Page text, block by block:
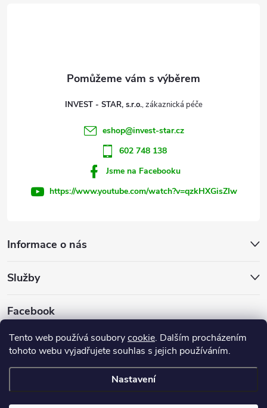
Tento web používá souborycookie. Dalším procházením
tohoto webu vyjadřujete souhlas s jejich používáním.
Nastavení
Informace o nás
Služby
Facebook
INVEST - STAR, s.r.o.
eshop@invest-star.cz
602 748 138
Jsme na Facebooku
https://www.youtube.com/watch?v=qzkHXGisZIw
Copyright 2026INVEST - STAR, s.r.o.. Všechna práva vyhrazena.